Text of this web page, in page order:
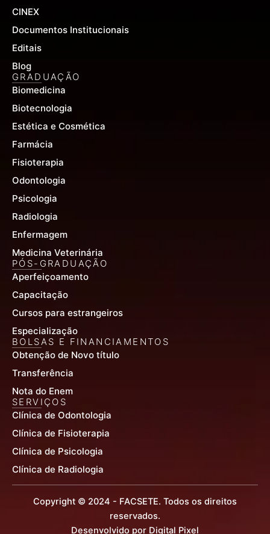
CINEX
Documentos Institucionais
Editais
Blog
GRADUAÇÃO
Biomedicina
Biotecnologia
Estética e Cosmética
Farmácia
Fisioterapia
Odontologia
Psicologia
Radiologia
Enfermagem
Medicina Veterinária
PÓS-GRADUAÇÃO
Aperfeiçoamento
Capacitação
Cursos para estrangeiros
Especialização
BOLSAS E FINANCIAMENTOS
Obtenção de Novo título
Transferência
Nota do Enem
SERVIÇOS
Clínica de Odontologia
Clínica de Fisioterapia
Clínica de Psicologia
Clínica de Radiologia
Copyright © 2024 - FACSETE. Todos os direitos
reservados.
Desenvolvido por Digital Pixel